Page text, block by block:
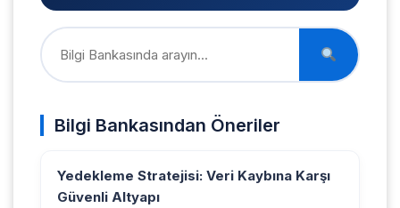
Bilgi Bankasından Öneriler
Yedekleme Stratejisi: Veri Kaybına Karşı
Güvenli Altyapı